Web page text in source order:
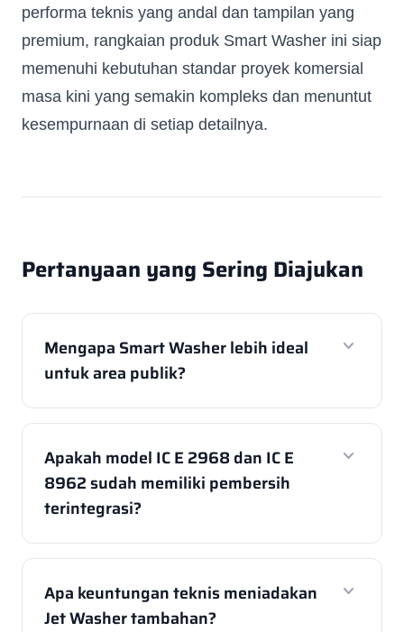
Whatsapp Number*
Email Address*
Occupation*
performa teknis yang andal dan tampilan yang
premium, rangkaian produk Smart Washer ini siap
memenuhi kebutuhan standar proyek komersial
masa kini yang semakin kompleks dan menuntut
kesempurnaan di setiap detailnya.
Pertanyaan yang Sering Diajukan
Mengapa Smart Washer lebih ideal
untuk area publik?
expand_more
Apakah model IC E 2968 dan IC E
8962 sudah memiliki pembersih
terintegrasi?
expand_more
Apa keuntungan teknis meniadakan
Jet Washer tambahan?
expand_more